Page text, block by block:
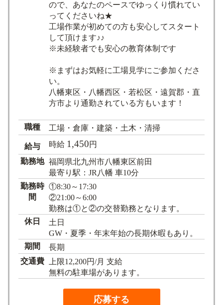
ので、あなたのペースでゆっくり慣れてい
ってくださいね★
工場作業が初めての方も安心してスタート
して頂けます♪♪
※未経験者でも安心の教育体制です
※まずはお気軽に工場見学にご参加くださ
い。
八幡東区・八幡西区・若松区・遠賀郡・直
方市より通勤されている方もいます！
職種 工場・倉庫・建築・土木・清掃
給与 時給 1,450円
勤務地 福岡県北九州市八幡東区前田
最寄り駅：JR八幡 車10分
勤務時
間
①8:30～17:30
②21:00～6:00
勤務は①と②の交替勤務となります。
休日
土日
GW・夏季・年末年始の長期休暇もあり。
期間
長期
交通費
上限12,200円/月 支給
無料の駐車場があります。
応募する